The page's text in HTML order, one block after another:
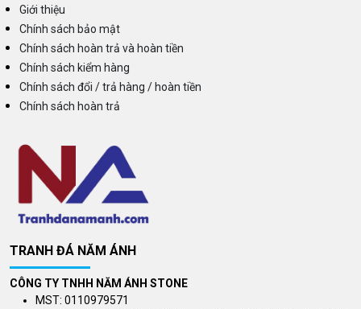
Giới thiệu
Chính sách bảo mật
Chính sách hoàn trả và hoàn tiền
Chính sách kiểm hàng
Chính sách đổi / trả hàng / hoàn tiền
Chính sách hoàn trả
TRANH ĐÁ NĂM ÁNH
CÔNG TY TNHH NĂM ÁNH STONE
MST: 0110979571